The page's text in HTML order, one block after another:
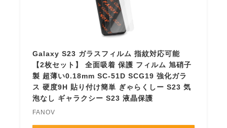
Galaxy S23 ガラスフィルム 指紋対応可能
【2枚セット】 全面吸着 保護 フィルム 旭硝子
製 超薄い0.18mm SC-51D SCG19 強化ガラ
ス 硬度9H 貼り付け簡単 ぎゃらくしー S23 気
泡なし ギャラクシー S23 液晶保護
FANOV